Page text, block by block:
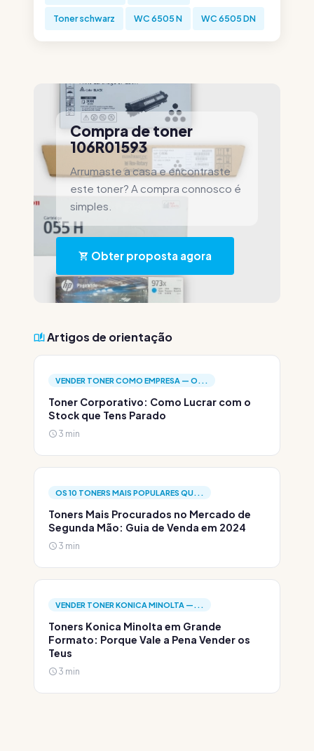
Toner schwarz WC 6505 N WC 6505 DN
Compra de toner
106R01593
Arrumaste a casa e encontraste
este toner? A compra connosco é
simples.
Obter proposta agora
Artigos de orientação
VENDER TONER COMO EMPRESA — O...
Toner Corporativo: Como Lucrar com o
Stock que Tens Parado
3 min
OS 10 TONERS MAIS POPULARES QU...
Toners Mais Procurados no Mercado de
Segunda Mão: Guia de Venda em 2024
3 min
VENDER TONER KONICA MINOLTA —...
Toners Konica Minolta em Grande
Formato: Porque Vale a Pena Vender os
Teus
3 min